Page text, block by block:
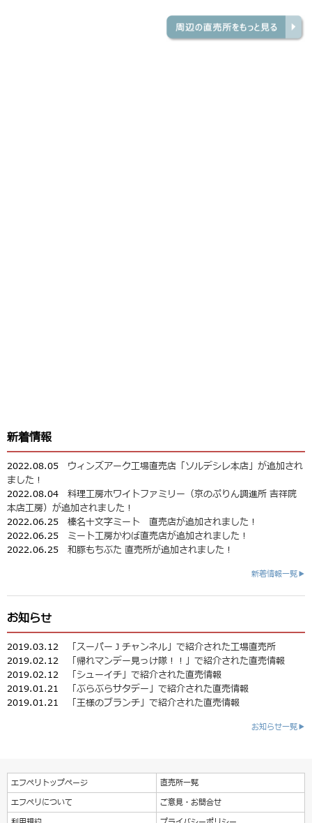
新着情報
2022.08.05 ウィンズアーク工場直売店「ソルデシレ本店」が追加され
ました！
2022.08.04 料理工房ホワイトファミリー（京のぷりん調進所 吉祥院
本店工房）が追加されました！
2022.06.25 榛名十文字ミート 直売店が追加されました！
2022.06.25 ミート工房かわば直売店が追加されました！
2022.06.25 和豚もちぶた 直売所が追加されました！
新着情報一覧▶
お知らせ
2019.03.12
「スーパーＪチャンネル」で紹介された工場直売所
2019.02.12
「帰れマンデー見っけ隊！！」で紹介された直売情報
2019.02.12
「シューイチ」で紹介された直売情報
2019.01.21
「ぶらぶらサタデー」で紹介された直売情報
2019.01.21
「王様のブランチ」で紹介された直売情報
お知らせ一覧▶
エフペリトップページ
直売所一覧
エフペリについて
ご意見・お問合せ